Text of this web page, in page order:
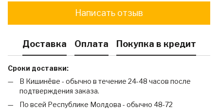
Написать отзыв
Доставка Оплата Покупка в кредит
Сроки доставки:
В Кишинёве - обычно в течение 24-48 часов после
подтверждения заказа.
По всей Республике Молдова - обычно 48-72